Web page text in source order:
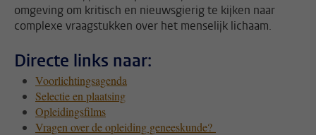
omgeving om kritisch en nieuwsgierig te kijken naar
complexe vraagstukken over het menselijk lichaam.
Directe links naar:
Voorlichtingsagenda
Selectie en plaatsing
Opleidingsfilms
Vragen over de opleiding geneeskunde?